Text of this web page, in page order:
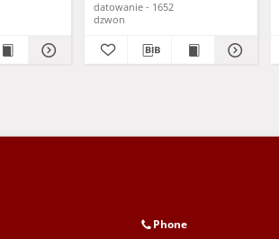
datowanie - 1652
dzwon
Phone